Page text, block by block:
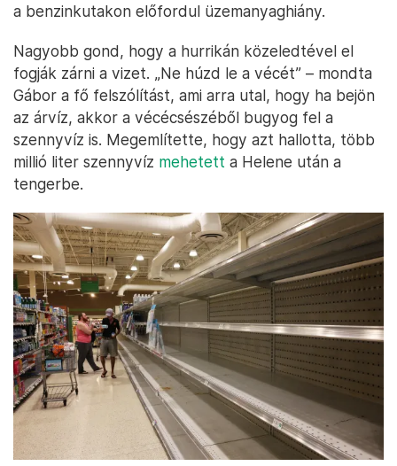
a benzinkutakon előfordul üzemanyaghiány.
Nagyobb gond, hogy a hurrikán közeledtével el
fogják zárni a vizet. „Ne húzd le a vécét” – mondta
Gábor a fő felszólítást, ami arra utal, hogy ha bejön
az árvíz, akkor a vécécsészéből bugyog fel a
szennyvíz is. Megemlítette, hogy azt hallotta, több
millió liter szennyvíz mehetett a Helene után a
tengerbe.